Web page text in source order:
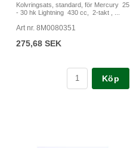
Kolvringsats, standard, för Mercury 25
- 30 hk Lightning 430 cc, 2-takt , ...
Art nr. 8M0080351
275,68 SEK
Köp